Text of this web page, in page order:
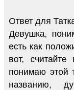
Ответ для
Девушка,
есть как
вот,
понимаю этой
названию,